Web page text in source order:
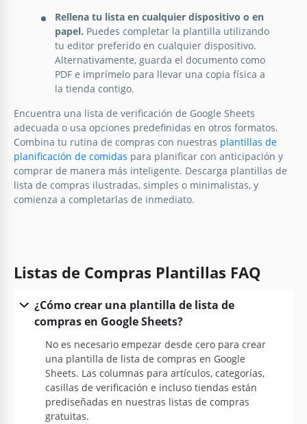
Rellena tu lista en cualquier dispositivo o en
papel. Puedes completar la plantilla utilizando
tu editor preferido en cualquier dispositivo.
Alternativamente, guarda el documento como
PDF e imprímelo para llevar una copia física a
la tienda contigo.
Encuentra una lista de verificación de Google Sheets
adecuada o usa opciones predefinidas en otros formatos.
Combina tu rutina de compras con nuestras plantillas de
planificación de comidas para planificar con anticipación y
comprar de manera más inteligente. Descarga plantillas de
lista de compras ilustradas, simples o minimalistas, y
comienza a completarlas de inmediato.
Listas de Compras Plantillas FAQ
¿Cómo crear una plantilla de lista de
compras en Google Sheets?
No es necesario empezar desde cero para crear
una plantilla de lista de compras en Google
Sheets. Las columnas para artículos, categorías,
casillas de verificación e incluso tiendas están
prediseñadas en nuestras listas de compras
gratuitas.